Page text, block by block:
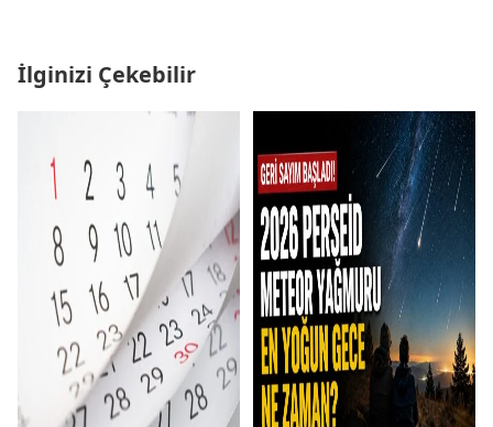
İlginizi Çekebilir